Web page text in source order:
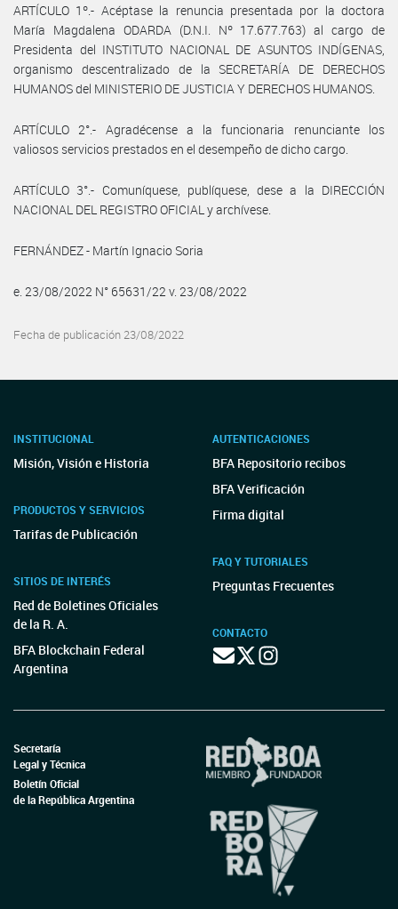
ARTÍCULO 1º.- Acéptase la renuncia presentada por la doctora
María Magdalena ODARDA (D.N.I. Nº 17.677.763) al cargo de
Presidenta del INSTITUTO NACIONAL DE ASUNTOS INDÍGENAS,
organismo descentralizado de la SECRETARÍA DE DERECHOS
HUMANOS del MINISTERIO DE JUSTICIA Y DERECHOS HUMANOS.
ARTÍCULO 2°.- Agradécense a la funcionaria renunciante los
valiosos servicios prestados en el desempeño de dicho cargo.
ARTÍCULO 3°.- Comuníquese, publíquese, dese a la DIRECCIÓN
NACIONAL DEL REGISTRO OFICIAL y archívese.
FERNÁNDEZ - Martín Ignacio Soria
e. 23/08/2022 N° 65631/22 v. 23/08/2022
Fecha de publicación 23/08/2022
INSTITUCIONAL
Misión, Visión e Historia
PRODUCTOS Y SERVICIOS
Tarifas de Publicación
SITIOS DE INTERÉS
Red de Boletines Oficiales
de la R. A.
BFA Blockchain Federal
Argentina
AUTENTICACIONES
BFA Repositorio recibos
BFA Verificación
Firma digital
FAQ Y TUTORIALES
Preguntas Frecuentes
CONTACTO
Secretaría
Legal y Técnica
Boletín Oficial
de la República Argentina